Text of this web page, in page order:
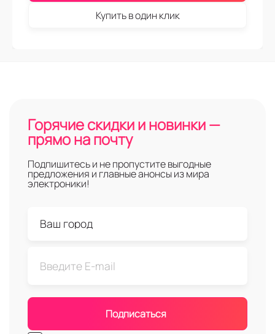
Купить в один клик
Горячие скидки и новинки —
прямо на почту
Подпишитесь и не пропустите выгодные
предложения и главные анонсы из мира
электроники!
Подписаться